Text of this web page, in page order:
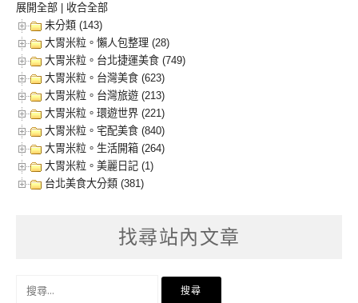
展開全部
收合全部
未分類 (143)
大胃米粒。懶人包整理 (28)
大胃米粒。台北捷運美食 (749)
大胃米粒。台灣美食 (623)
大胃米粒。台灣旅遊 (213)
大胃米粒。環遊世界 (221)
大胃米粒。宅配美食 (840)
大胃米粒。生活開箱 (264)
大胃米粒。美麗日記 (1)
台北美食大分類 (381)
找尋站內文章